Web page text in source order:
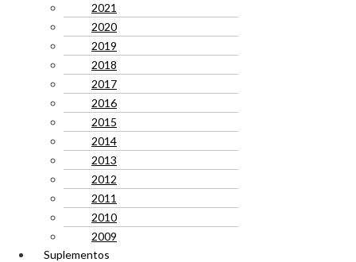
2021
2020
2019
2018
2017
2016
2015
2014
2013
2012
2011
2010
2009
Suplementos